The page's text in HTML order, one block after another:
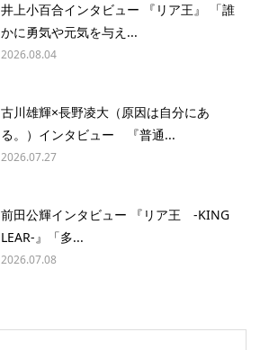
井上小百合インタビュー 『リア王』 「誰
かに勇気や元気を与え...
2026.08.04
古川雄輝×長野凌大（原因は自分にあ
る。）インタビュー 『普通...
2026.07.27
前田公輝インタビュー 『リア王 -KING
LEAR-』「多...
2026.07.08